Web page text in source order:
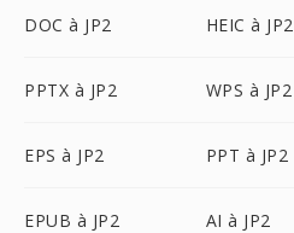
DOC à JP2 HEIC à JP2
PPTX à JP2 WPS à JP2
EPS à JP2 PPT à JP2
EPUB à JP2 AI à JP2